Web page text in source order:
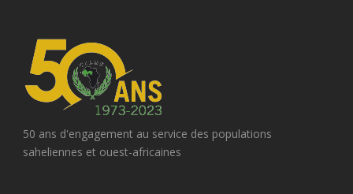
50 ans d'engagement au service des populations
saheliennes et ouest-africaines